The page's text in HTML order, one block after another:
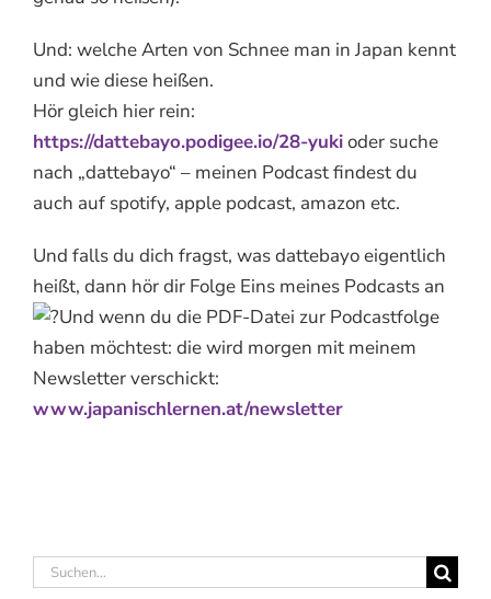
Und: welche Arten von Schnee man in Japan kennt
und wie diese heißen.
Hör gleich hier rein:
https://dattebayo.podigee.io/28-yukioder suche
nach „dattebayo“ – meinen Podcast findest du
auch auf spotify, apple podcast, amazon etc.
Und falls du dich fragst, was dattebayo eigentlich
heißt, dann hör dir Folge Eins meines Podcasts an
Und wenn du die PDF-Datei zur Podcastfolge
haben möchtest: die wird morgen mit meinem
Newsletter verschickt:
www.japanischlernen.at/newsletter
Suche